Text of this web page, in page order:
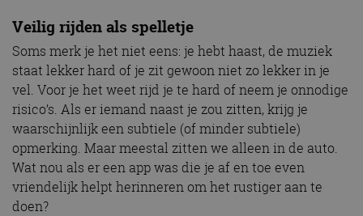
Veilig rijden als spelletje
Soms merk je het niet eens: je hebt haast, de muziek
staat lekker hard of je zit gewoon niet zo lekker in je
vel. Voor je het weet rijd je te hard of neem je onnodige
risico’s. Als er iemand naast je zou zitten, krijg je
waarschijnlijk een subtiele (of minder subtiele)
opmerking. Maar meestal zitten we alleen in de auto.
Wat nou als er een app was die je af en toe even
vriendelijk helpt herinneren om het rustiger aan te
doen?